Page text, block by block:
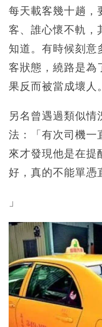
每天載客幾十趟，
客、誰心懷不軌，
知道。有時候刻意
客狀態，繞路是為
果反而被當成壞人
另名曾遇過類似情
法：「有次司機一
來才發現他是在提
好，真的不能單憑
」